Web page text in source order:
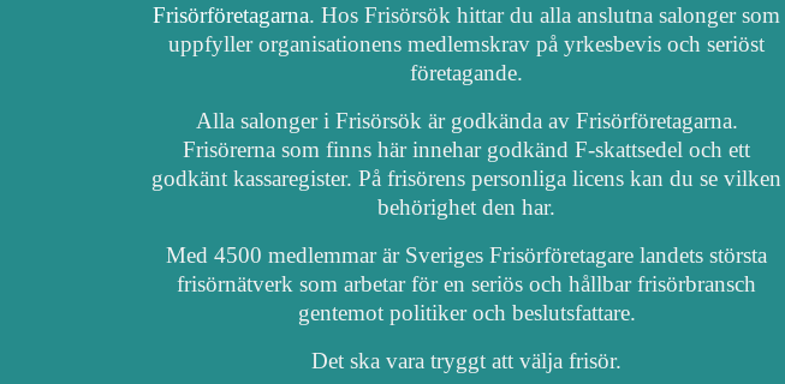
Frisörföretagarna. Hos Frisörsök hittar du alla anslutna salonger som
uppfyller organisationens medlemskrav på yrkesbevis och seriöst
företagande.
Alla salonger i Frisörsök är godkända av Frisörföretagarna.
Frisörerna som finns här innehar godkänd F-skattsedel och ett
godkänt kassaregister. På frisörens personliga licens kan du se vilken
behörighet den har.
Med 4500 medlemmar är Sveriges Frisörföretagare landets största
frisörnätverk som arbetar för en seriös och hållbar frisörbransch
gentemot politiker och beslutsfattare.
Det ska vara tryggt att välja frisör.